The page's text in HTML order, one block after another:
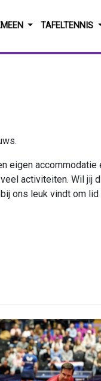
TAFELTENNIS
eigen accommodatie
activiteiten. Wil jij
ons leuk vindt om lid